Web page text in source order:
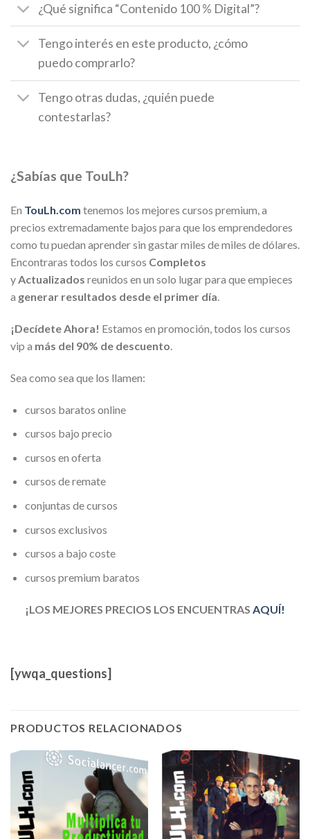
¿Qué significa “Contenido 100 % Digital”?
Tengo interés en este producto, ¿cómo
puedo comprarlo?
Tengo otras dudas, ¿quién puede
contestarlas?
¿Sabías que TouLh?
En TouLh.com tenemos los mejores cursos premium, a
precios extremadamente bajos para que los emprendedores
como tu puedan aprender sin gastar miles de miles de dólares.
Encontraras todos los cursos Completos
yActualizados reunidos en un solo lugar para que empieces
a generar resultados desde el primer día.
¡Decídete Ahora! Estamos en promoción, todos los cursos
vip a más del 90% de descuento.
Sea como sea que los llamen:
cursos baratos online
cursos bajo precio
cursos en oferta
cursos de remate
conjuntas de cursos
cursos exclusivos
cursos a bajo coste
cursos premium baratos
¡LOS MEJORES PRECIOS LOS ENCUENTRAS AQUÍ!
[ywqa_questions]
PRODUCTOS RELACIONADOS